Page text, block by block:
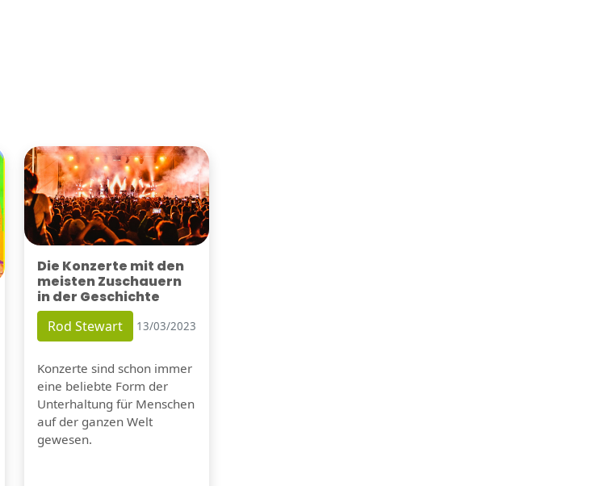
Die Konzerte mit den
meisten Zuschauern
in der Geschichte
Rod Stewart 13/03/2023
Konzerte sind schon immer
eine beliebte Form der
Unterhaltung für Menschen
auf der ganzen Welt
gewesen.